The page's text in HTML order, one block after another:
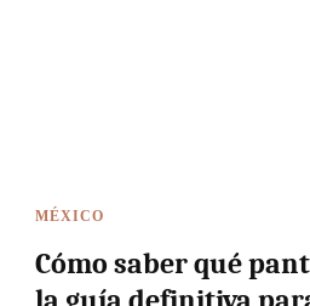
MÉXICO
Cómo saber qué